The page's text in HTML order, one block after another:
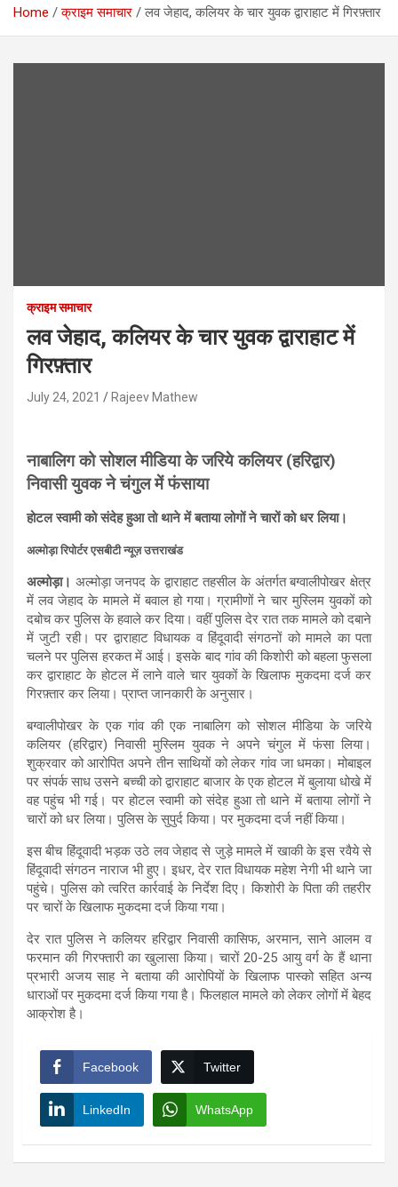
Home क्राइम समाचार लव जेहाद, कलियर के चार युवक द्वाराहाट में गिरफ़्तार
क्राइम समाचार
लव जेहाद, कलियर के चार युवक द्वाराहाट में
गिरफ़्तार
July 24, 2021 Rajeev Mathew
नाबालिग को सोशल मीडिया के जरिये कलियर (हरिद्वार)
निवासी युवक ने चंगुल में फंसाया
होटल स्वामी को संदेह हुआ तो थाने में बताया लोगों ने चारों को धर लिया।
अल्मोड़ा रिपोर्टर एसबीटी न्यूज़ उत्तराखंड
अल्मोड़ा। अल्मोड़ा जनपद के द्वाराहाट तहसील के अंतर्गत बग्वालीपोखर क्षेत्र
में लव जेहाद के मामले में बवाल हो गया। ग्रामीणों ने चार मुस्लिम युवकों को
दबोच कर पुलिस के हवाले कर दिया। वहीं पुलिस देर रात तक मामले को दबाने
में जुटी रही। पर द्वाराहाट विधायक व हिंदूवादी संगठनों को मामले का पता
चलने पर पुलिस हरकत में आई। इसके बाद गांव की किशोरी को बहला फुसला
कर द्वाराहाट के होटल में लाने वाले चार युवकों के खिलाफ मुकदमा दर्ज कर
गिरफ़्तार कर लिया। प्राप्त जानकारी के अनुसार।
बग्वालीपोखर के एक गांव की एक नाबालिग को सोशल मीडिया के जरिये
कलियर (हरिद्वार) निवासी मुस्लिम युवक ने अपने चंगुल में फंसा लिया।
शुक्रवार को आरोपित अपने तीन साथियों को लेकर गांव जा धमका। मोबाइल
पर संपर्क साध उसने बच्ची को द्वाराहाट बाजार के एक होटल में बुलाया धोखे में
वह पहुंच भी गई। पर होटल स्वामी को संदेह हुआ तो थाने में बताया लोगों ने
चारों को धर लिया। पुलिस के सुपुर्द किया। पर मुकदमा दर्ज नहीं किया।
इस बीच हिंदूवादी भड़क उठे लव जेहाद से जुड़े मामले में खाकी के इस रवैये से
हिंदूवादी संगठन नाराज भी हुए। इधर, देर रात विधायक महेश नेगी भी थाने जा
पहुंचे। पुलिस को त्वरित कार्रवाई के निर्देश दिए। किशोरी के पिता की तहरीर
पर चारों के खिलाफ मुकदमा दर्ज किया गया।
देर रात पुलिस ने कलियर हरिद्वार निवासी कासिफ, अरमान, साने आलम व
फरमान की गिरफ्तारी का खुलासा किया। चारों 20-25 आयु वर्ग के हैं थाना
प्रभारी अजय साह ने बताया की आरोपियों के खिलाफ पास्को सहित अन्य
धाराओं पर मुकदमा दर्ज किया गया है। फिलहाल मामले को लेकर लोगों में बेहद
आक्रोश है।
Facebook Twitter
LinkedIn WhatsApp